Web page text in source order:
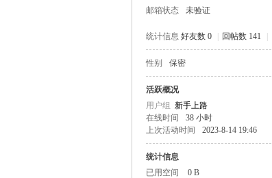
邮箱状态
未验证
统计信息 好友数 0 回帖数 141
性别 保密
活跃概况
用户组 新手上路
在线时间
38 小时
上次活动时间
2023-8-14 19:46
统计信息
已用空间
0 B